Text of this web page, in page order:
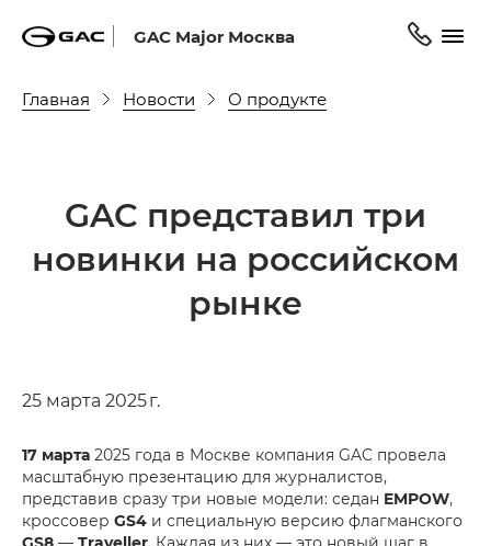
GAC Major Москва
Главная Новости О продукте
GAC представил три
новинки на российском
рынке
25 марта 2025 г.
17 марта 2025 года в Москве компания GAC провела
масштабную презентацию для журналистов,
представив сразу три новые модели: седан EMPOW,
кроссовер GS4 и специальную версию флагманского